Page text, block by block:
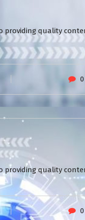
providing quality
providing quality